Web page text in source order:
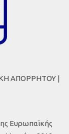
ΑΠΟΡΡΗΤΟΥ |
Ευρωπαϊκής